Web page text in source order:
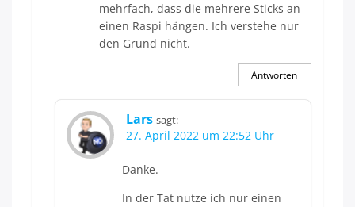
mehrfach, dass die mehrere Sticks an
einen Raspi hängen. Ich verstehe nur
den Grund nicht.
Antworten
Lars sagt:
27. April 2022 um 22:52 Uhr
Danke.
In der Tat nutze ich nur einen